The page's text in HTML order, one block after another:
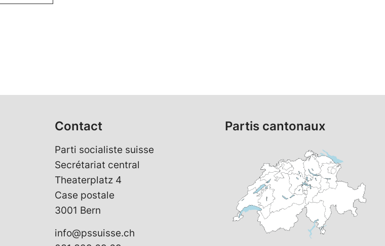
Contact
Parti socialiste suisse
Secrétariat central
Theaterplatz 4
Case postale
3001 Bern
info@pssuisse.ch
Partis cantonaux